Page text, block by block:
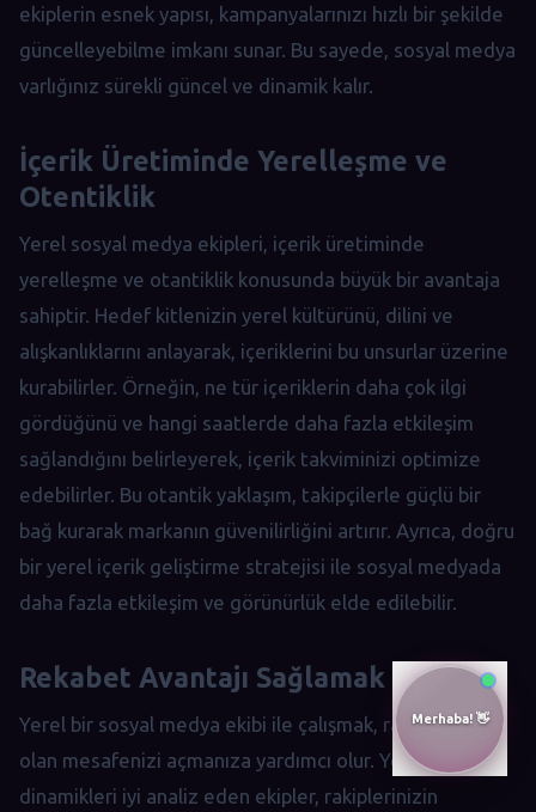
ekiplerin esnek yapısı, kampanyalarınızı hızlı bir şekilde
güncelleyebilme imkanı sunar. Bu sayede, sosyal medya
varlığınız sürekli güncel ve dinamik kalır.
İçerik Üretiminde Yerelleşme ve
Otentiklik
Yerel sosyal medya ekipleri, içerik üretiminde
yerelleşme ve otantiklik konusunda büyük bir avantaja
sahiptir. Hedef kitlenizin yerel kültürünü, dilini ve
alışkanlıklarını anlayarak, içeriklerini bu unsurlar üzerine
kurabilirler. Örneğin, ne tür içeriklerin daha çok ilgi
gördüğünü ve hangi saatlerde daha fazla etkileşim
sağlandığını belirleyerek, içerik takviminizi optimize
edebilirler. Bu otantik yaklaşım, takipçilerle güçlü bir
bağ kurarak markanın güvenilirliğini artırır. Ayrıca, doğru
bir yerel içerik geliştirme stratejisi ile sosyal medyada
daha fazla etkileşim ve görünürlük elde edilebilir.
Rekabet Avantajı Sağlamak
Yerel bir sosyal medya ekibi ile çalışmak, rakiplerinizle
olan mesafenizi açmanıza yardımcı olur. Yerel
dinamikleri iyi analiz eden ekipler, rakiplerinizin